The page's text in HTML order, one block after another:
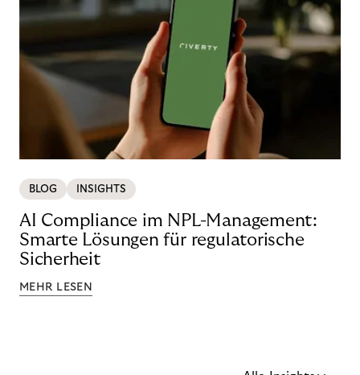
BLOG INSIGHTS
AI Compliance im NPL-Management:
Smarte Lösungen für regulatorische
Sicherheit
MEHR LESEN